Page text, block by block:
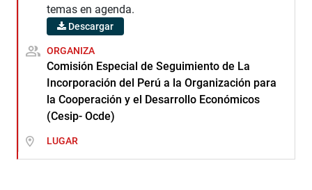
temas en agenda.
Descargar
ORGANIZA
Comisión Especial de Seguimiento de La
Incorporación del Perú a la Organización para
la Cooperación y el Desarrollo Económicos
(Cesip- Ocde)
LUGAR